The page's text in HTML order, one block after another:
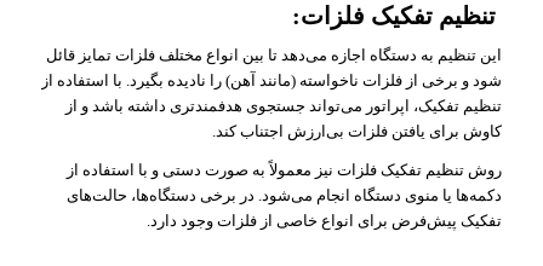
تنظیم تفکیک فلزات:
این تنظیم به دستگاه اجازه می‌دهد تا بین انواع مختلف فلزات تمایز قائل
شود و برخی از فلزات ناخواسته (مانند آهن) را نادیده بگیرد. با استفاده از
تنظیم تفکیک، اپراتور می‌تواند جستجوی هدفمندتری داشته باشد و از
کاوش برای یافتن فلزات بی‌ارزش اجتناب کند.
روش تنظیم تفکیک فلزات نیز معمولاً به صورت دستی و با استفاده از
دکمه‌ها یا منوی دستگاه انجام می‌شود. در برخی دستگاه‌ها، حالت‌های
تفکیک پیش‌فرض برای انواع خاصی از فلزات وجود دارد.